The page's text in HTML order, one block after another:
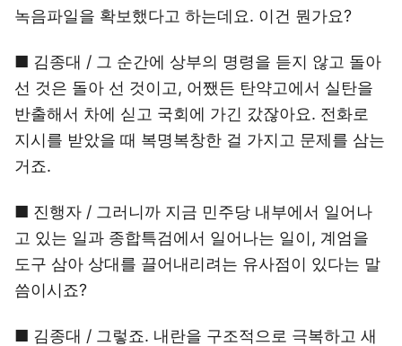
녹음파일을 확보했다고 하는데요. 이건 뭔가요?
■ 김종대 / 그 순간에 상부의 명령을 듣지 않고 돌아
선 것은 돌아 선 것이고, 어쨌든 탄약고에서 실탄을
반출해서 차에 싣고 국회에 가긴 갔잖아요. 전화로
지시를 받았을 때 복명복창한 걸 가지고 문제를 삼는
거죠.
■ 진행자 / 그러니까 지금 민주당 내부에서 일어나
고 있는 일과 종합특검에서 일어나는 일이, 계엄을
도구 삼아 상대를 끌어내리려는 유사점이 있다는 말
씀이시죠?
■ 김종대 / 그렇죠. 내란을 구조적으로 극복하고 새